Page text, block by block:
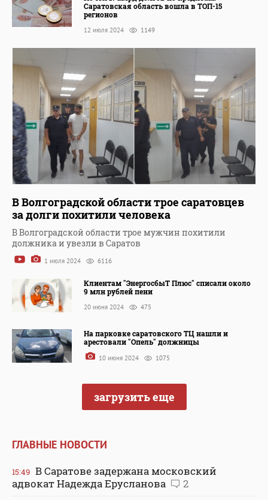
Саратовская область вошла в ТОП-15
регионов
12 июля 2024 1149
В Волгоградской области трое саратовцев
за долги похитили человека
В Волгоградской области трое мужчин похитили
должника и увезли в Саратов
1 июля 2024 6116
Клиентам "ЭнергосбыТ Плюс" списали около
9 млн рублей пени
20 июня 2024 475
На парковке саратовского ТЦ нашли и
арестовали "Опель" должницы
10 июня 2024 1075
загрузить еще
ГЛАВНЫЕ НОВОСТИ
15:49 В Саратове задержана московский
адвокат Надежда Ерусланова
2